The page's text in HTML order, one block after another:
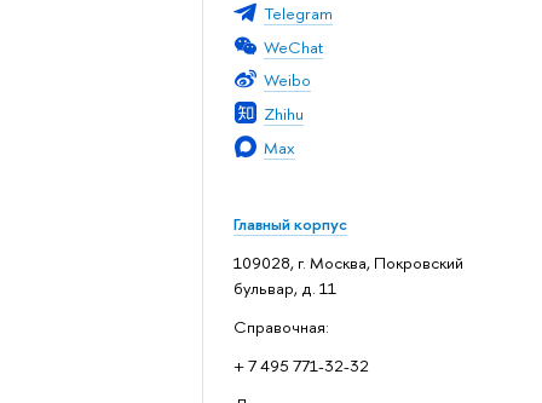
Telegram
WeChat
Weibo
Zhihu
Max
Главный корпус
109028, г. Москва, Покровский
бульвар, д. 11
Справочная:
+ 7 495 771-32-32